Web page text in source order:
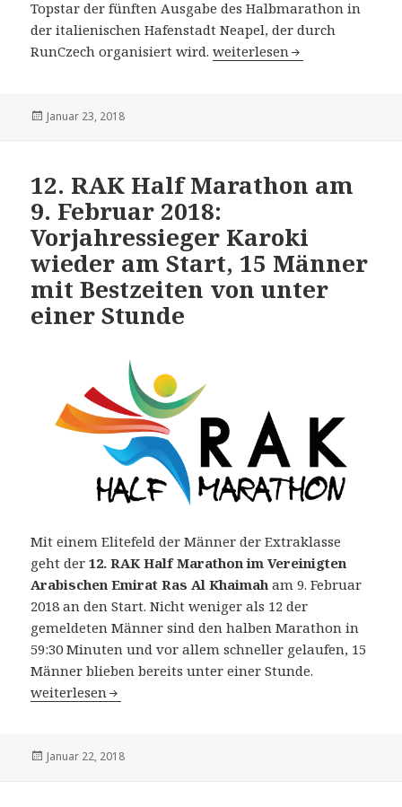
Topstar der fünften Ausgabe des Halbmarathon in
der italienischen Hafenstadt Neapel, der durch
RunCzech organisiert wird.5. Napoli Halbmarathon am
weiterlesen
Veröffentlicht
Januar 23, 2018
12. RAK Half Marathon am
9. Februar 2018:
Vorjahressieger Karoki
wieder am Start, 15 Männer
mit Bestzeiten von unter
einer Stunde
Mit einem Elitefeld der Männer der Extraklasse
geht der12. RAK Half Marathon im Vereinigten
Arabischen Emirat Ras Al Khaimah am 9. Februar
2018 an den Start. Nicht weniger als 12 der
gemeldeten Männer sind den halben Marathon in
59:30 Minuten und vor allem schneller gelaufen, 15
Männer blieben bereits unter einer Stunde.
12. RAK Half Marathon am 9. Februar 2018:
weiterlesen
Veröffentlicht
Januar 22, 2018